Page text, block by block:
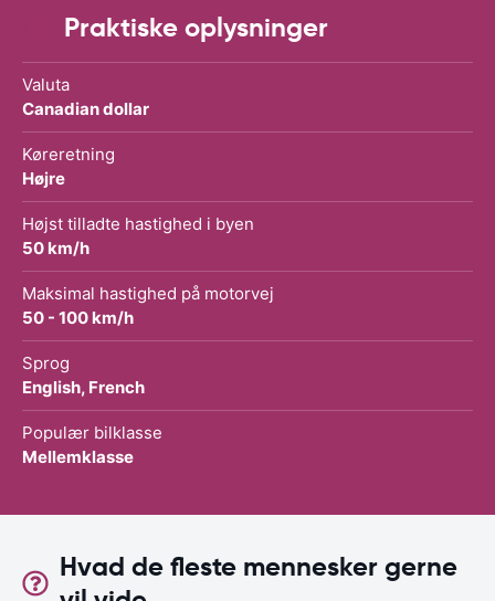
Praktiske oplysninger
Valuta
Canadian dollar
Køreretning
Højre
Højst tilladte hastighed i byen
50 km/h
Maksimal hastighed på motorvej
50 - 100 km/h
Sprog
English, French
Populær bilklasse
Mellemklasse
Hvad de fleste mennesker gerne